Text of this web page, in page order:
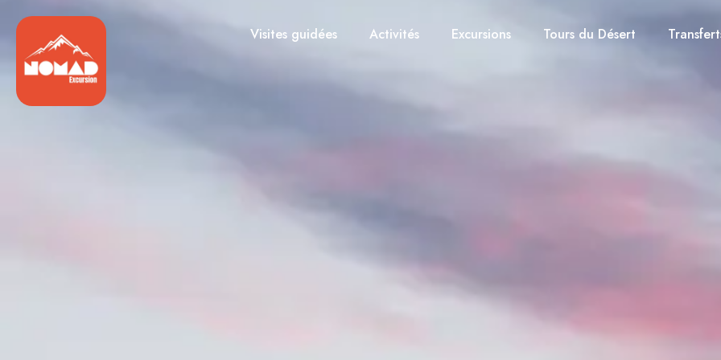
Visites guidées Activités Excursions Tours du Désert